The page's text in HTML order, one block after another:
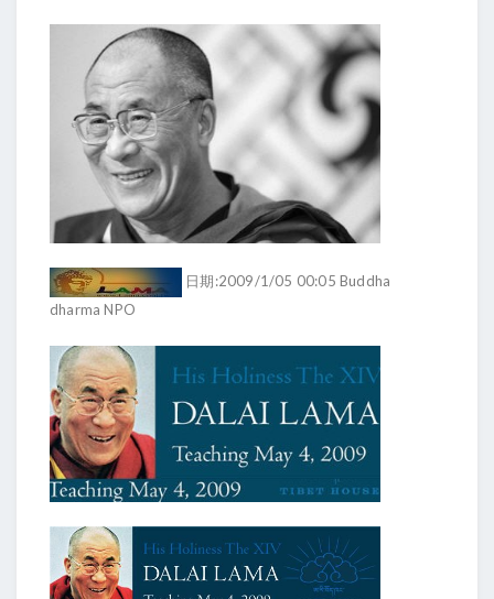
日期:2009/1/05 00:05 Buddha
dharma NPO